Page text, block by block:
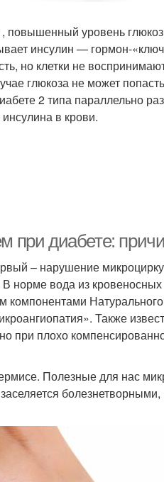
повышенный уровень
инсулин — гормон-
но клетки не
глюкоза не может
2 типа параллельно
в крови.
при диабете:
– нарушение
вода из кровеносных
компонентами
Также
при плохо
Полезные для нас